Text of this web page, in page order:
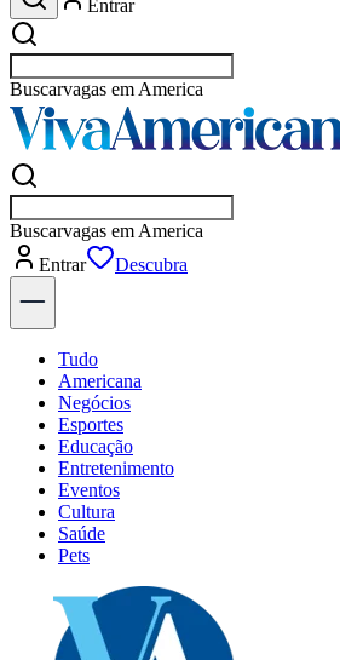
Entrar
Buscarempresas em Americana
Buscarempresas em Americana
Entrar
Tudo
Americana
Negócios
Esportes
Educação
Entretenimento
Eventos
Cultura
Saúde
Pets
Explore Tudo
Últimas Notícias
Previsão do Tempo